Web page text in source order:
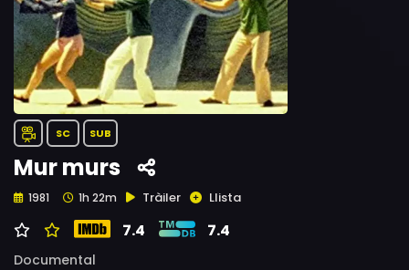
SC SUB
Mur murs
1981 1h 22m Tràiler Llista
7.4 7.4
Documental